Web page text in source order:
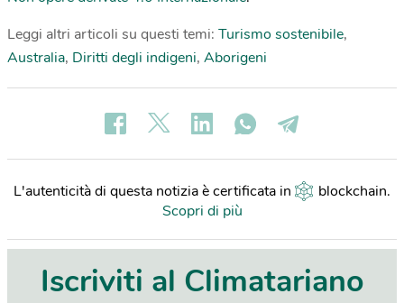
Leggi altri articoli su questi temi: Turismo sostenibile,
Australia, Diritti degli indigeni, Aborigeni
L'autenticità di questa notizia è certificata in blockchain.
Scopri di più
Iscriviti al Climatariano